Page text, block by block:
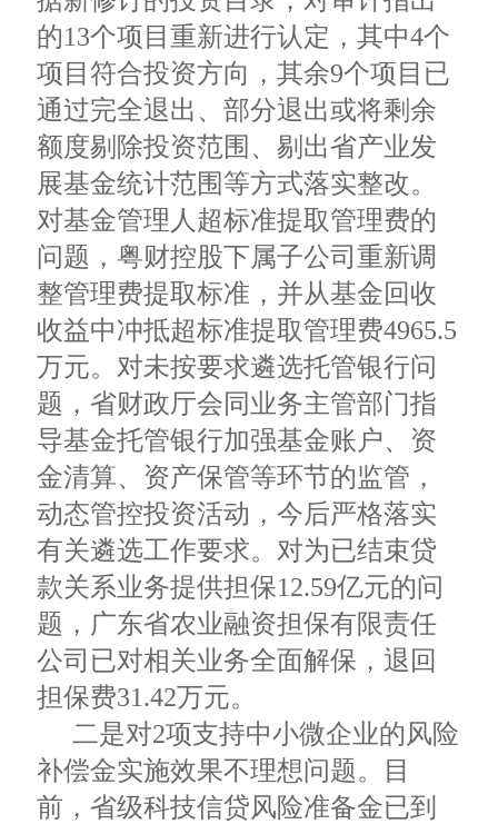
的13个项目重新进行认定，其中4个
项目符合投资方向，其余9个项目已
通过完全退出、部分退出或将剩余
额度剔除投资范围、剔出省产业发
展基金统计范围等方式落实整改。
对基金管理人超标准提取管理费的
问题，粤财控股下属子公司重新调
整管理费提取标准，并从基金回收
收益中冲抵超标准提取管理费4965.5
万元。对未按要求遴选托管银行问
题，省财政厅会同业务主管部门指
导基金托管银行加强基金账户、资
金清算、资产保管等环节的监管，
动态管控投资活动，今后严格落实
有关遴选工作要求。对为已结束贷
款关系业务提供担保12.59亿元的问
题，广东省农业融资担保有限责任
公司已对相关业务全面解保，退回
担保费31.42万元。
二是对2项支持中小微企业的风险
补偿金实施效果不理想问题。目
前，省级科技信贷风险准备金已到